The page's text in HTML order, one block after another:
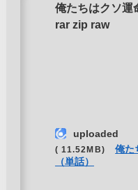
俺たちはクソ運
rar zip raw
uploaded
( 11.52MB)
俺た
（単話）